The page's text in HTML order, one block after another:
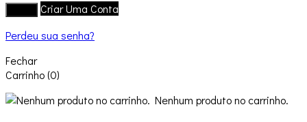
Criar Uma Conta
Perdeu sua senha?
Fechar
Carrinho(0)
Nenhum produto no carrinho.